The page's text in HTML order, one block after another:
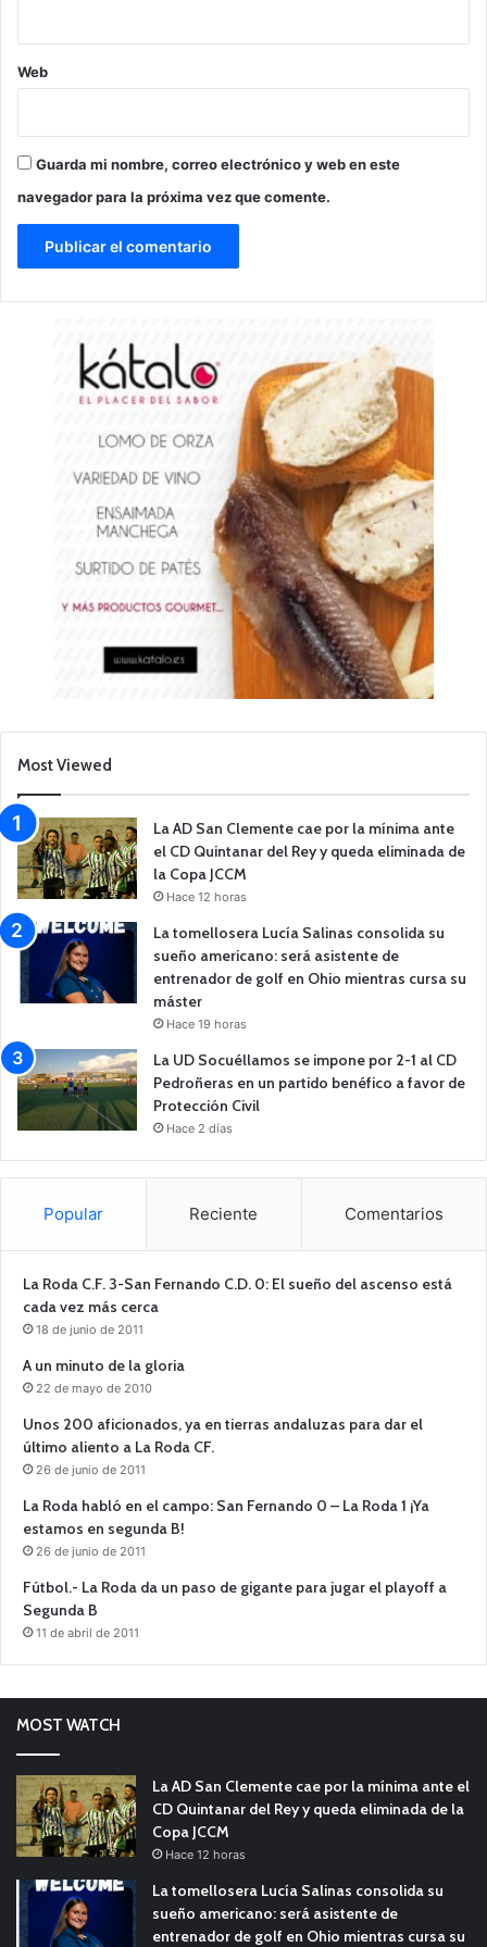
Web
Guarda mi nombre, correo electrónico y web en este
navegador para la próxima vez que comente.
Most Viewed
La AD San Clemente cae por la mínima ante
el CD Quintanar del Rey y queda eliminada de
la Copa JCCM
Hace 12 horas
La tomellosera Lucía Salinas consolida su
sueño americano: será asistente de
entrenador de golf en Ohio mientras cursa su
máster
Hace 19 horas
La UD Socuéllamos se impone por 2-1 al CD
Pedroñeras en un partido benéfico a favor de
Protección Civil
Hace 2 días
Popular Reciente Comentarios
La Roda C.F. 3-San Fernando C.D. 0: El sueño del ascenso está
cada vez más cerca
18 de junio de 2011
A un minuto de la gloria
22 de mayo de 2010
Unos 200 aficionados, ya en tierras andaluzas para dar el
último aliento a La Roda CF.
26 de junio de 2011
La Roda habló en el campo: San Fernando 0 – La Roda 1 ¡Ya
estamos en segunda B!
26 de junio de 2011
Fútbol.- La Roda da un paso de gigante para jugar el playoff a
Segunda B
11 de abril de 2011
MOST WATCH
La AD San Clemente cae por la mínima ante el
CD Quintanar del Rey y queda eliminada de la
Copa JCCM
Hace 12 horas
La tomellosera Lucía Salinas consolida su
sueño americano: será asistente de
entrenador de golf en Ohio mientras cursa su